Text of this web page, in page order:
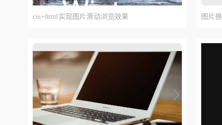
css+html实现图片滑动浏览效果 图片